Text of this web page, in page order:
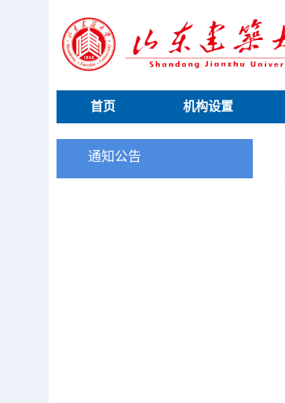
首页 机构设置
通知公告